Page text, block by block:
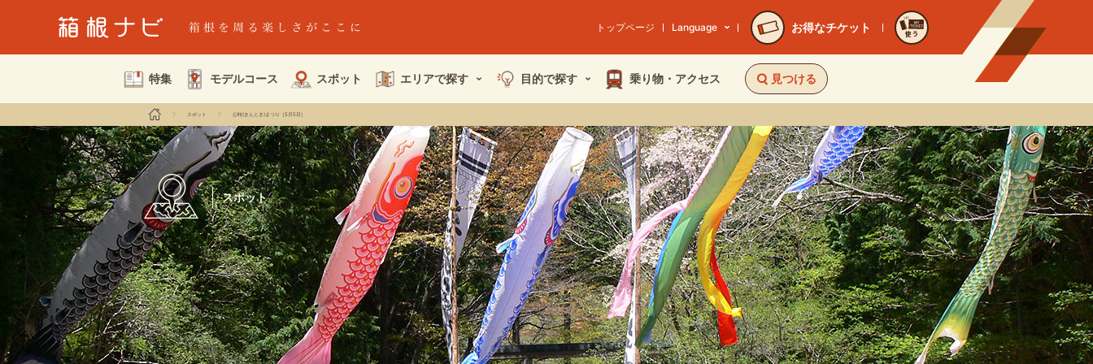
トップページ Language お得なチケット
使う
特集 モデルコース スポット エリアで探す 目的で探す 乗り物・ アクセス 見つける
スポット 公時(きんとき)まつり［5月5日］
スポット